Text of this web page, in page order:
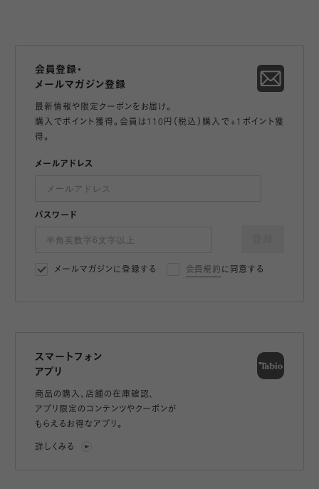
会員登録・
メールマガジン登録
最新情報や限定クーポンをお届け。
購入でポイント獲得。会員は110円（税込）購入で+1ポイント獲
得。
メールアドレス
パスワード
メールマガジンに登録する 会員規約 に同意する
スマートフォン
アプリ
商品の購入、店舗の在庫確認、
アプリ限定のコンテンツやクーポンが
もらえるお得なアプリ。
詳しくみる